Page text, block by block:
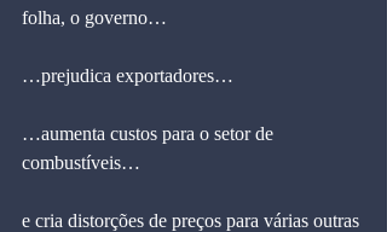
folha, o governo…
…prejudica exportadores…
…aumenta custos para o setor de
combustíveis…
e cria distorções de preços para várias outras